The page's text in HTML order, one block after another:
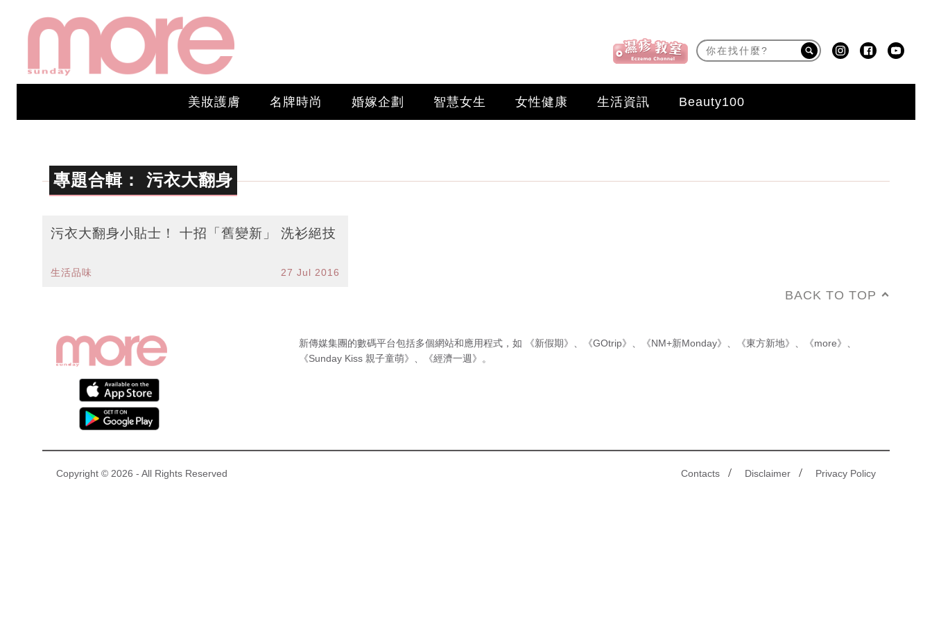
美妝護膚 名牌時尚 婚嫁企劃 智慧女生 女性健康 生活資訊 Beauty100
專題合輯： 污衣大翻身
污衣大翻身小貼士！ 十招「舊變新」 洗衫絕技
生活品味 27 Jul 2016
BACK TO TOP
新傳媒集團的數碼平台包括多個網站和應用程式，如 《新假期》 《GOtrip》 《NM+新Monday》 《東方新地》 《more》
《Sunday Kiss 親子童萌》
《經濟一週》 。
Contacts / Disclaimer / Privacy Policy
Copyright © 2026 - All Rights Reserved